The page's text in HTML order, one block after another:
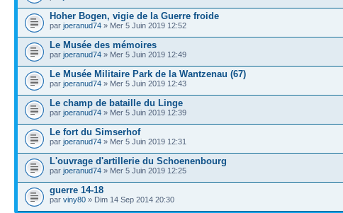
Hoher Bogen, vigie de la Guerre froide
par joeranud74 » Mer 5 Juin 2019 12:52
Le Musée des mémoires
par joeranud74 » Mer 5 Juin 2019 12:49
Le Musée Militaire Park de la Wantzenau (67)
par joeranud74 » Mer 5 Juin 2019 12:43
Le champ de bataille du Linge
par joeranud74 » Mer 5 Juin 2019 12:39
Le fort du Simserhof
par joeranud74 » Mer 5 Juin 2019 12:31
L'ouvrage d'artillerie du Schoenenbourg
par joeranud74 » Mer 5 Juin 2019 12:25
guerre 14-18
par viny80 » Dim 14 Sep 2014 20:30